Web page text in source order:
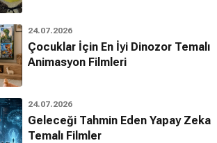
24.07.2026
Çocuklar İçin En İyi Dinozor Temalı
Animasyon Filmleri
24.07.2026
Geleceği Tahmin Eden Yapay Zeka
Temalı Filmler